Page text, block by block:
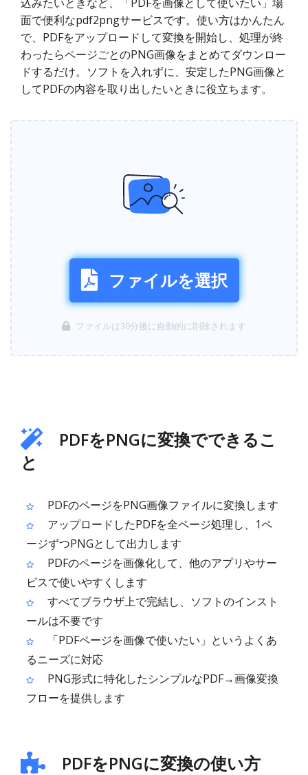
面で便利なpdf2pngサービスです。使い方はかんたん
で、PDFをアップロードして変換を開始し、処理が終
わったらページごとのPNG画像をまとめてダウンロー
ドするだけ。ソフトを入れずに、安定したPNG画像と
してPDFの内容を取り出したいときに役立ちます。
ファイルを選択
ファイルは30分後に自動的に削除されます
PDFをPNGに変換でできるこ
と
PDFのページをPNG画像ファイルに変換します
アップロードしたPDFを全ページ処理し、1ペ
ージずつPNGとして出力します
PDFのページを画像化して、他のアプリやサー
ビスで使いやすくします
すべてブラウザ上で完結し、ソフトのインスト
ールは不要です
「PDFページを画像で使いたい」というよくあ
るニーズに対応
PNG形式に特化したシンプルなPDF→画像変換
フローを提供します
PDFをPNGに変換の使い方